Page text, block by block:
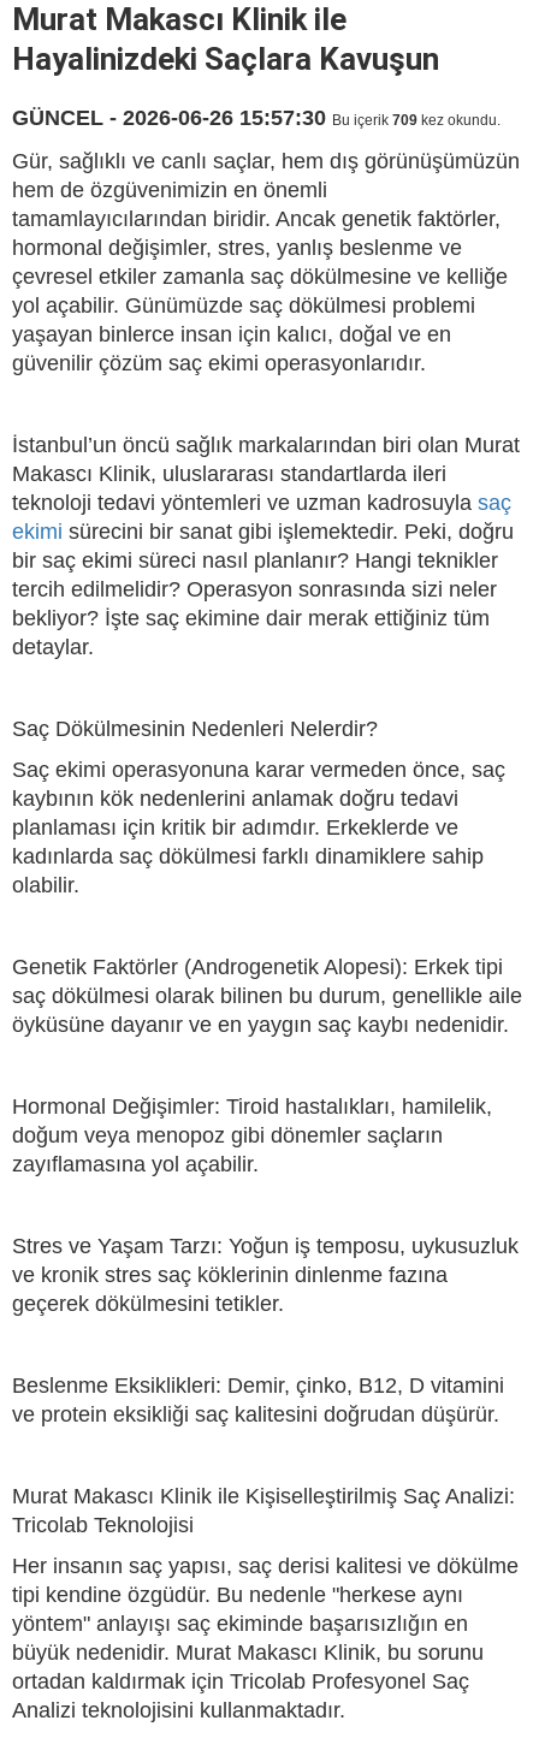
Murat Makascı Klinik ile
Hayalinizdeki Saçlara Kavuşun
GÜNCEL - 2026-06-26 15:57:30 Bu içerik 709 kez okundu.
Gür, sağlıklı ve canlı saçlar, hem dış görünüşümüzün
hem de özgüvenimizin en önemli
tamamlayıcılarından biridir. Ancak genetik faktörler,
hormonal değişimler, stres, yanlış beslenme ve
çevresel etkiler zamanla saç dökülmesine ve kelliğe
yol açabilir. Günümüzde saç dökülmesi problemi
yaşayan binlerce insan için kalıcı, doğal ve en
güvenilir çözüm saç ekimi operasyonlarıdır.
İstanbul’un öncü sağlık markalarından biri olan Murat
Makascı Klinik, uluslararası standartlarda ileri
teknoloji tedavi yöntemleri ve uzman kadrosuyla saç
ekimi sürecini bir sanat gibi işlemektedir. Peki, doğru
bir saç ekimi süreci nasıl planlanır? Hangi teknikler
tercih edilmelidir? Operasyon sonrasında sizi neler
bekliyor? İşte saç ekimine dair merak ettiğiniz tüm
detaylar.
Saç Dökülmesinin Nedenleri Nelerdir?
Saç ekimi operasyonuna karar vermeden önce, saç
kaybının kök nedenlerini anlamak doğru tedavi
planlaması için kritik bir adımdır. Erkeklerde ve
kadınlarda saç dökülmesi farklı dinamiklere sahip
olabilir.
Genetik Faktörler (Androgenetik Alopesi): Erkek tipi
saç dökülmesi olarak bilinen bu durum, genellikle aile
öyküsüne dayanır ve en yaygın saç kaybı nedenidir.
Hormonal Değişimler: Tiroid hastalıkları, hamilelik,
doğum veya menopoz gibi dönemler saçların
zayıflamasına yol açabilir.
Stres ve Yaşam Tarzı: Yoğun iş temposu, uykusuzluk
ve kronik stres saç köklerinin dinlenme fazına
geçerek dökülmesini tetikler.
Beslenme Eksiklikleri: Demir, çinko, B12, D vitamini
ve protein eksikliği saç kalitesini doğrudan düşürür.
Murat Makascı Klinik ile Kişiselleştirilmiş Saç Analizi:
Tricolab Teknolojisi
Her insanın saç yapısı, saç derisi kalitesi ve dökülme
tipi kendine özgüdür. Bu nedenle "herkese aynı
yöntem" anlayışı saç ekiminde başarısızlığın en
büyük nedenidir. Murat Makascı Klinik, bu sorunu
ortadan kaldırmak için Tricolab Profesyonel Saç
Analizi teknolojisini kullanmaktadır.